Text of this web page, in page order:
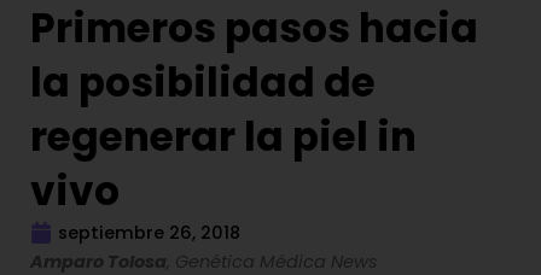
Primeros pasos hacia
la posibilidad de
regenerar la piel in
vivo
septiembre 26, 2018
Amparo Tolosa, Genética Médica News